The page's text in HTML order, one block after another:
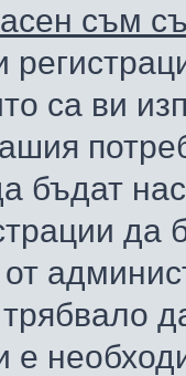
съм
са ви
бъдат
да